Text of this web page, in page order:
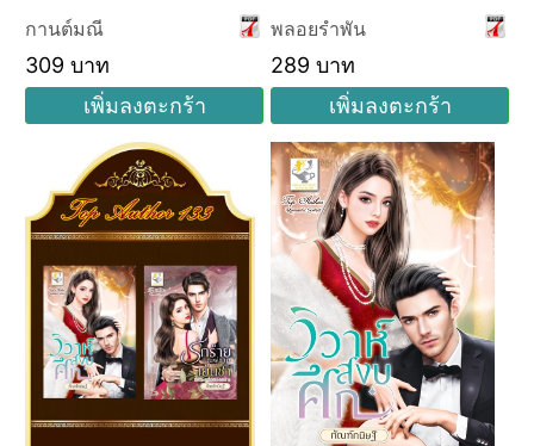
ทราย
กานต์มณี
309 บาท
เพิ่มลงตะกร้า
รัก
พลอยรำพัน
289 บาท
เพิ่มลงตะกร้า